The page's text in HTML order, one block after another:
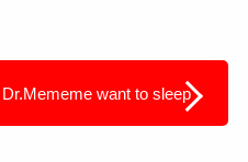
Dr.Mememe want to sleep